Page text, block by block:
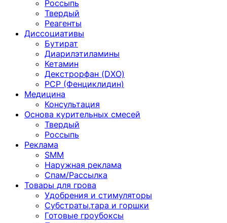
Россыпь
Твердый
Реагенты
Диссоциативы
Бутират
Диарилэтиламины
Кетамин
Декстрорфан (DXO)
PCP (Фенциклидин)
Медицина
Консультация
Основа курительных смесей
Твердый
Россыпь
Реклама
SMM
Наружная реклама
Спам/Рассылка
Товары для грова
Удобрения и стимуляторы
Субстраты,тара и горшки
Готовые гроубоксы